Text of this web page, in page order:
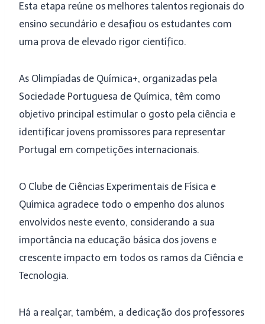
Esta etapa reúne os melhores talentos regionais do
ensino secundário e desafiou os estudantes com
uma prova de elevado rigor científico.
As Olimpíadas de Química+, organizadas pela
Sociedade Portuguesa de Química, têm como
objetivo principal estimular o gosto pela ciência e
identificar jovens promissores para representar
Portugal em competições internacionais.
O Clube de Ciências Experimentais de Física e
Química agradece todo o empenho dos alunos
envolvidos neste evento, considerando a sua
importância na educação básica dos jovens e
crescente impacto em todos os ramos da Ciência e
Tecnologia.
Há a realçar, também, a dedicação dos professores